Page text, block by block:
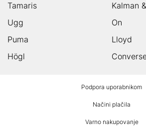
Tamaris
Kalman
Ugg
On
Puma
Lloyd
Högl
Podpora uporabnikom
Načini plačila
Varno nakupovanje